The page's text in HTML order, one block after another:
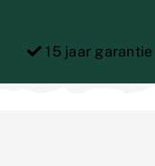
15 jaar garantie